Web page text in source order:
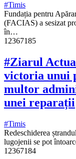
#Timis
Fundația pentru
(FACIAS) a sesizat
în…
12367185
#Ziarul
victoria unui
multor
unei reparații
#Timis
Redeschiderea
lugojenii se pot
12367184